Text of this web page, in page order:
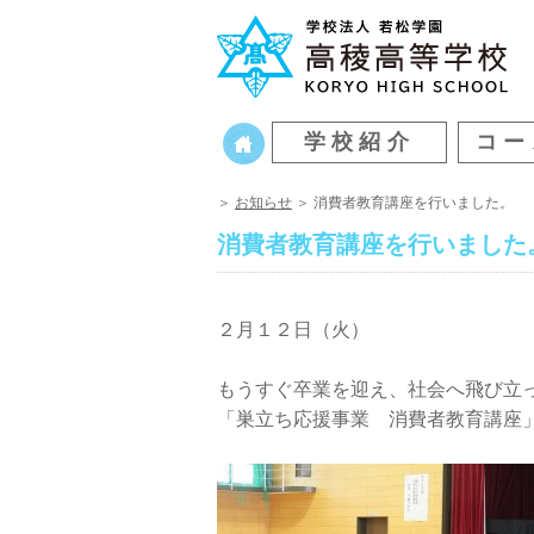
学校紹介 コ
＞ お知らせ ＞ 消費者教育講座を行いました。
消費者教育講座を行いました
２月１２日（火）
もうすぐ卒業を迎え、社会へ飛び
「巣立ち応援事業 消費者教育講座